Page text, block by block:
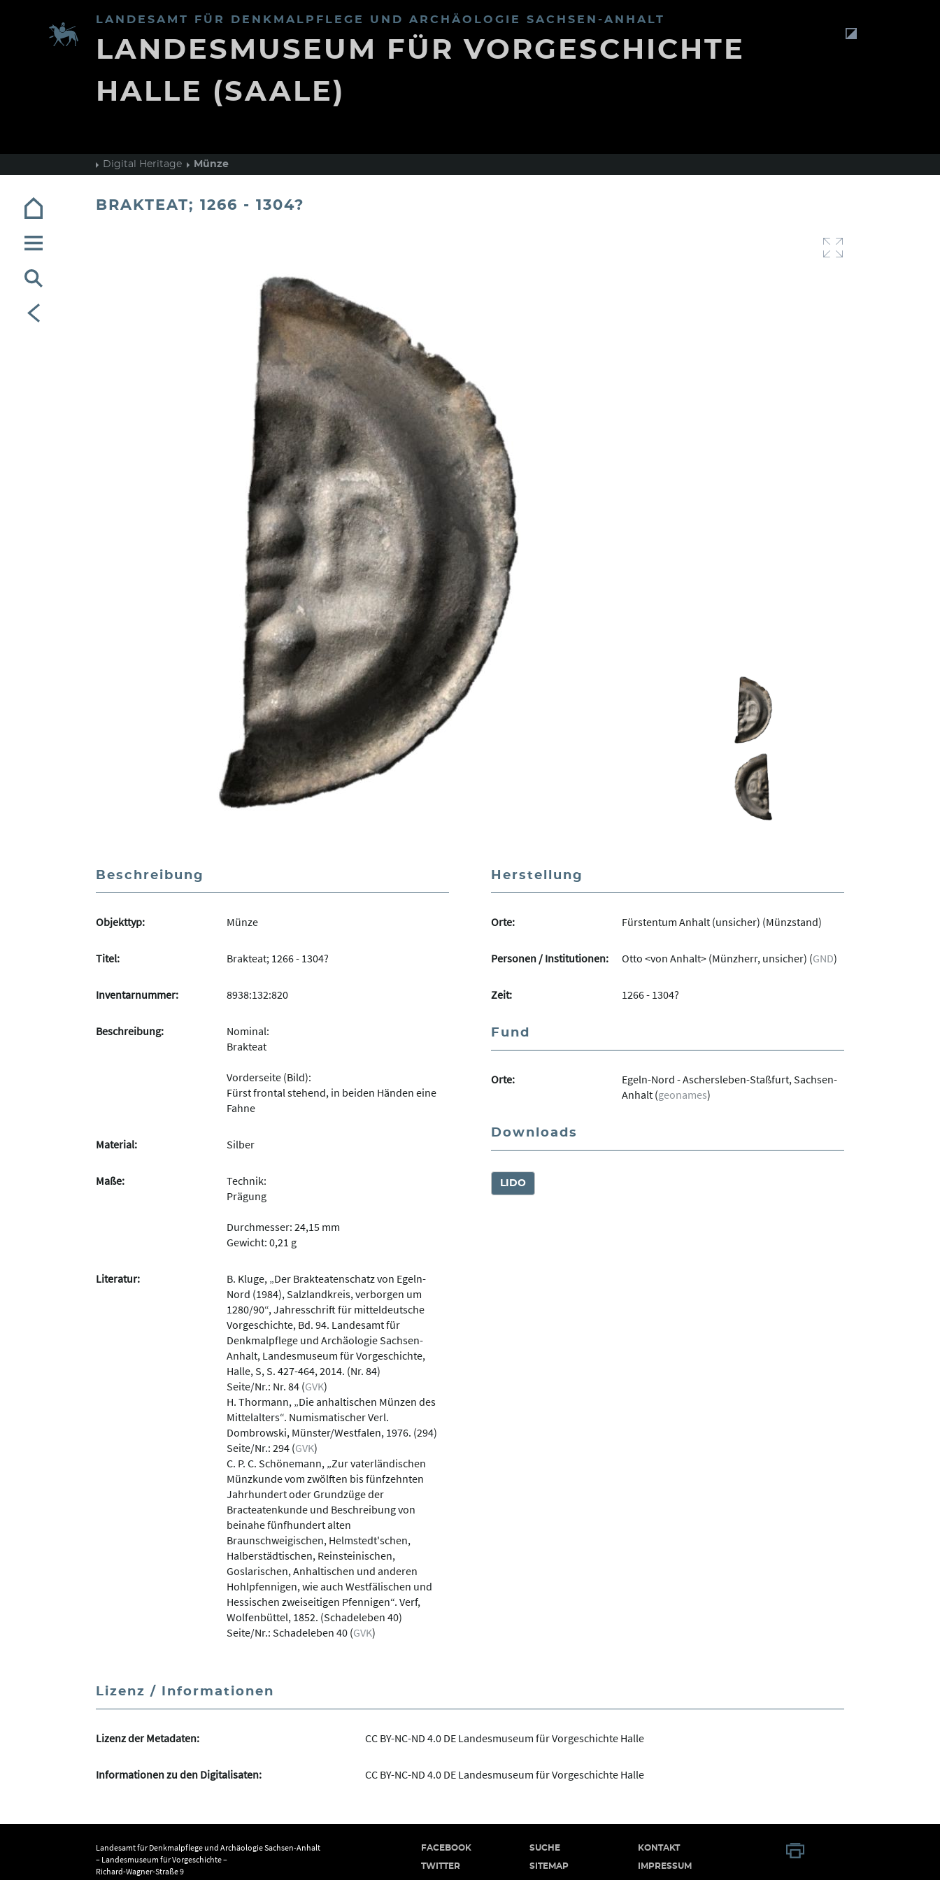
LANDESAMT FÜR DENKMALPFLEGE UND ARCHÄOLOGIE SACHSEN-ANHALT
LANDESMUSEUM FÜR VORGESCHICHTE
HALLE (SAALE)
Digital Heritage Münze
BRAKTEAT; 1266 - 1304?
Beschreibung
Objekttyp: Münze
Titel: Brakteat; 1266 - 1304?
Inventarnummer: 8938:132:820
Beschreibung:
Nominal:
Brakteat
Vorderseite (Bild):
Fürst frontal stehend, in beiden Händen eine
Fahne
Material: Silber
Maße:
Technik:
Prägung
Durchmesser: 24,15 mm
Gewicht: 0,21 g
Literatur:
B. Kluge, „Der Brakteatenschatz von Egeln-
Nord (1984), Salzlandkreis, verborgen um
1280/90“, Jahresschrift für mitteldeutsche
Vorgeschichte, Bd. 94. Landesamt für
Denkmalpflege und Archäologie Sachsen-
Anhalt, Landesmuseum für Vorgeschichte,
Halle, S, S. 427-464, 2014. (Nr. 84)
Seite/Nr.: Nr. 84 (GVK)
H. Thormann, „Die anhaltischen Münzen des
Mittelalters“. Numismatischer Verl.
Dombrowski, Münster/Westfalen, 1976. (294)
Seite/Nr.: 294 (GVK)
C. P. C. Schönemann, „Zur vaterländischen
Münzkunde vom zwölften bis fünfzehnten
Jahrhundert oder Grundzüge der
Bracteatenkunde und Beschreibung von
beinahe fünfhundert alten
Braunschweigischen, Helmstedt'schen,
Halberstädtischen, Reinsteinischen,
Goslarischen, Anhaltischen und anderen
Hohlpfennigen, wie auch Westfälischen und
Hessischen zweiseitigen Pfennigen“. Verf,
Wolfenbüttel, 1852. (Schadeleben 40)
Seite/Nr.: Schadeleben 40 (GVK)
Herstellung
Orte: Fürstentum Anhalt (unsicher) (Münzstand)
Personen / Institutionen: Otto <von Anhalt> (Münzherr, unsicher) (GND)
Zeit: 1266 - 1304?
Fund
Orte:
Egeln-Nord - Aschersleben-Staßfurt, Sachsen-
Anhalt (geonames)
Downloads
LIDO
Lizenz / Informationen
Lizenz der Metadaten: CC BY-NC-ND 4.0 DE Landesmuseum für Vorgeschichte Halle
Informationen zu den Digitalisaten: CC BY-NC-ND 4.0 DE Landesmuseum für Vorgeschichte Halle
Landesamt für Denkmalpflege und Archäologie Sachsen-Anhalt
– Landesmuseum für Vorgeschichte –
Richard-Wagner-Straße 9
FACEBOOK
TWITTER
SUCHE
SITEMAP
KONTAKT
IMPRESSUM